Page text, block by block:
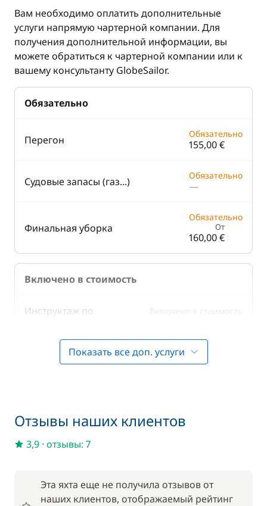
Вам необходимо оплатить дополнительные
услуги напрямую чартерной компании. Для
получения дополнительной информации, вы
можете обратиться к чартерной компании или к
вашему консультанту GlobeSailor.
Обязательно
Перегон Обязательно
155,00 €
Судовые запасы (газ...) Обязательно
—
Финальная уборка
Обязательно
От
160,00 €
Включено в стоимость
Инструктаж по
Включено в стоимость
Полотенца Включено в стоимость
—
По желанию
Wi-Fi / неделя
Показать все доп. услуги
Отзывы наших клиентов
3,9 · отзывы: 7
Эта яхта еще не получила отзывов от
наших клиентов, отображаемый рейтинг